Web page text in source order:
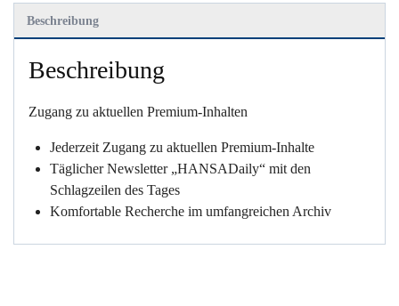
Beschreibung
Beschreibung
Zugang zu aktuellen Premium-Inhalten
Jederzeit Zugang zu aktuellen Premium-Inhalte
Täglicher Newsletter „HANSADaily“ mit den
Schlagzeilen des Tages
Komfortable Recherche im umfangreichen Archiv